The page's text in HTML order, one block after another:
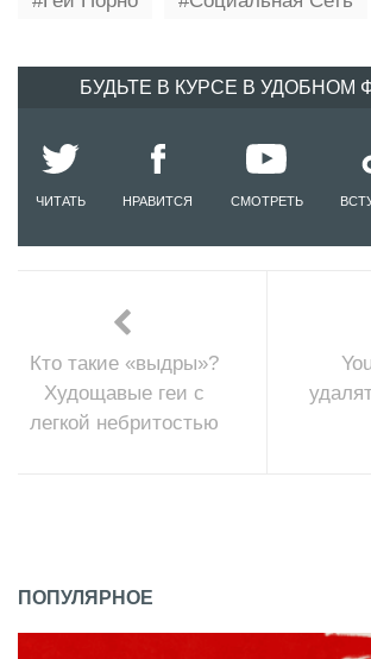
БУДЬТЕ В КУРСЕ В УДОБНОМ
ЧИТАТЬ НРАВИТСЯ СМОТРЕТЬ
Кто такие «выдры»?
Худощавые геи с
легкой небритостью
ПОПУЛЯРНОЕ